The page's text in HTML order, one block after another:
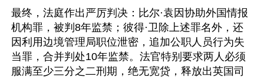
最终，法庭作出严厉判决：比尔·袁因协助外国情报
机构罪，被判8年监禁；彼得·卫除上述罪名外，还
因利用边境管理局职位泄密，追加公职人员行为失
当罪，合并判处10年监禁。法官特别要求两人必须
服满至少三分之二刑期，绝无宽贷，释放出英国司